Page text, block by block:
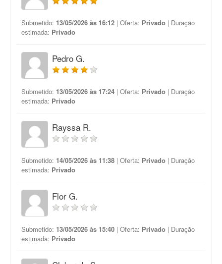
Submetido: 13/05/2026 às 16:12 | Oferta: Privado | Duração
estimada: Privado
Pedro G.
Submetido: 13/05/2026 às 17:24 | Oferta: Privado | Duração
estimada: Privado
Rayssa R.
Submetido: 14/05/2026 às 11:38 | Oferta: Privado | Duração
estimada: Privado
Flor G.
Submetido: 13/05/2026 às 15:40 | Oferta: Privado | Duração
estimada: Privado